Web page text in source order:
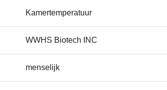
Kamertemperatuur
WWHS Biotech INC
menselijk